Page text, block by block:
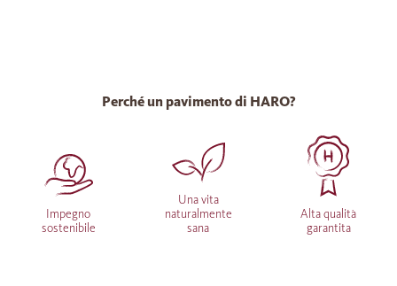
Perché un pavimento di HARO?
Impegno
sostenibile
Una vita
naturalmente
sana
Alta qualità
garantita